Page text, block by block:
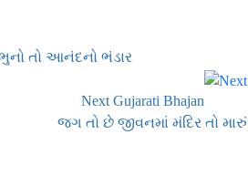
તો આનંદનો ભંડાર
Next Gujarati Bhajan
જગ તો છે જીવનમાં મંદિર તો મારું